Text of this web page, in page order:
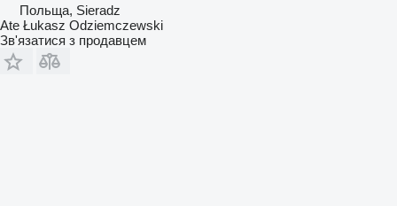
Польща, Sieradz
Ate Łukasz Odziemczewski
Зв'язатися з продавцем